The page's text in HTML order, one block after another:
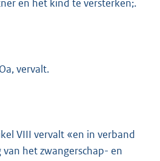
en het kind te versterken;.
vervalt.
VIII vervalt «en in verband
het zwangerschap- en